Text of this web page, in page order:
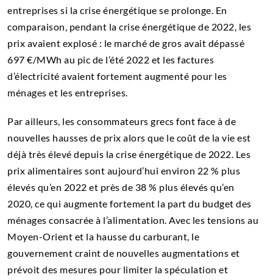
entreprises si la crise énergétique se prolonge. En
comparaison, pendant la crise énergétique de 2022, les
prix avaient explosé : le marché de gros avait dépassé
697 €/MWh au pic de l’été 2022 et les factures
d’électricité avaient fortement augmenté pour les
ménages et les entreprises.
Par ailleurs, les consommateurs grecs font face à de
nouvelles hausses de prix alors que le coût de la vie est
déjà très élevé depuis la crise énergétique de 2022. Les
prix alimentaires sont aujourd’hui environ 22 % plus
élevés qu’en 2022 et près de 38 % plus élevés qu’en
2020, ce qui augmente fortement la part du budget des
ménages consacrée à l’alimentation. Avec les tensions au
Moyen-Orient et la hausse du carburant, le
gouvernement craint de nouvelles augmentations et
prévoit des mesures pour limiter la spéculation et